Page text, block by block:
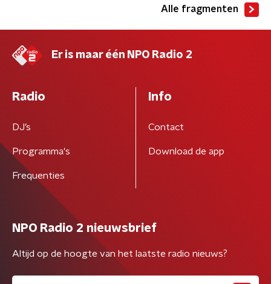
Alle fragmenten
Er is maar één NPO Radio 2
Radio
DJ’s
Programma's
Frequenties
Info
Contact
Download de app
NPO Radio 2 nieuwsbrief
Altijd op de hoogte van het laatste radio nieuws?